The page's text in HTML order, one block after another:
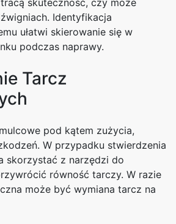
skuteczność, czy może
Identyfikacja
ułatwi skierowanie się w
podczas naprawy.
Tarcz
pod kątem zużycia,
W przypadku stwierdzenia
skorzystać z narzędzi do
równość tarczy. W razie
może być wymiana tarcz na